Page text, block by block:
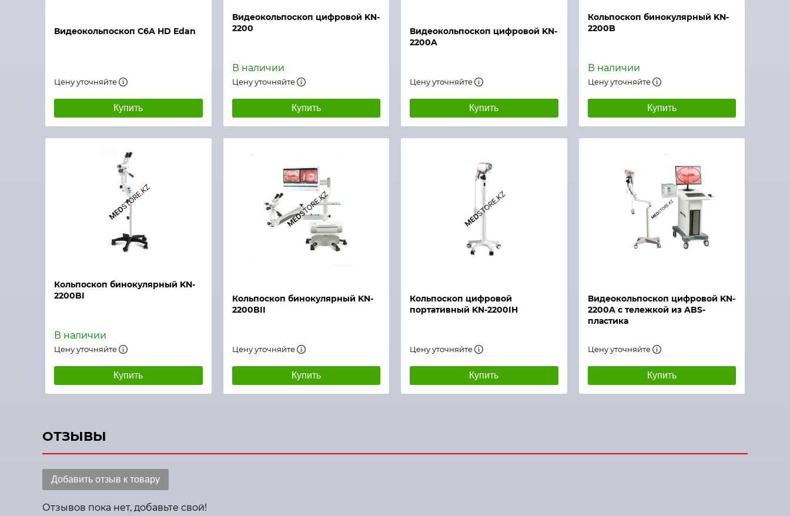
Видеокольпоскоп С6А HD Edan
Цену уточняйте
Купить
Видеокольпоскоп цифровой KN-
2200
В наличии
Цену уточняйте
Купить
Видеокольпоскоп цифровой KN-
2200A
Цену уточняйте
Купить
Кольпоскоп бинокулярный KN-
2200B
В наличии
Цену уточняйте
Купить
Кольпоскоп бинокулярный KN-
2200BI
В наличии
Цену уточняйте
Купить
Кольпоскоп бинокулярный KN-
2200BII
Цену уточняйте
Купить
Кольпоскоп цифровой
портативный KN-2200IH
Цену уточняйте
Купить
Видеокольпоскоп цифровой KN-
2200A с тележкой из ABS-
пластика
Цену уточняйте
Купить
ОТЗЫВЫ
Добавить отзыв к товару
Отзывов пока нет, добавьте свой!